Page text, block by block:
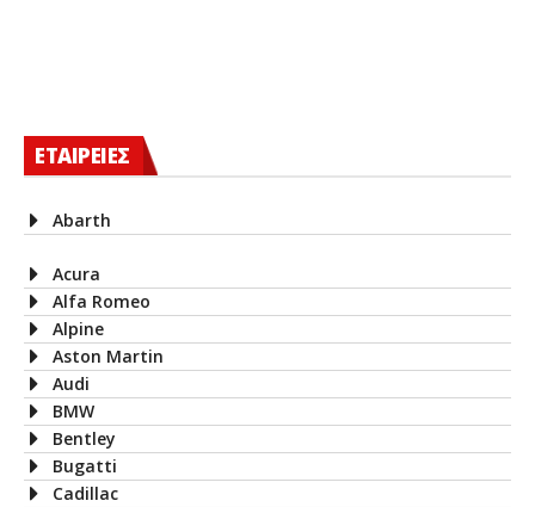
ΕΤΑΙΡΕΙΕΣ
Abarth
Acura
Alfa Romeo
Alpine
Aston Martin
Audi
BMW
Bentley
Bugatti
Cadillac